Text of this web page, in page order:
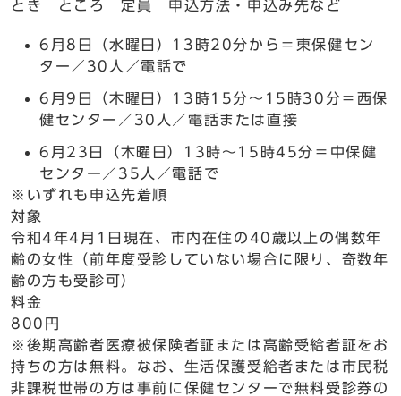
とき ところ 定員 申込方法・申込み先など
6月8日（水曜日）13時20分から＝東保健セン
ター／30人／電話で
6月9日（木曜日）13時15分～15時30分＝西保
健センター／30人／電話または直接
6月23日（木曜日）13時～15時45分＝中保健
センター／35人／電話で
※いずれも申込先着順
対象
令和4年4月1日現在、市内在住の40歳以上の偶数年
齢の女性（前年度受診していない場合に限り、奇数年
齢の方も受診可）
料金
800円
※後期高齢者医療被保険者証または高齢受給者証をお
持ちの方は無料。なお、生活保護受給者または市民税
非課税世帯の方は事前に保健センターで無料受診券の